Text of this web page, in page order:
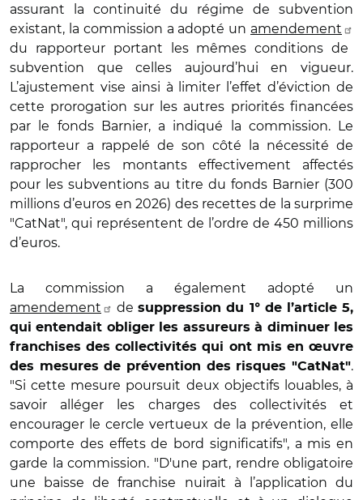
assurant la continuité du régime de subvention
existant, la commission a adopté un amendement
du rapporteur portant les mêmes conditions de
subvention que celles aujourd’hui en vigueur.
L’ajustement vise ainsi à limiter l’effet d’éviction de
cette prorogation sur les autres priorités financées
par le fonds Barnier, a indiqué la commission. Le
rapporteur a rappelé de son côté la nécessité de
rapprocher les montants effectivement affectés
pour les subventions au titre du fonds Barnier (300
millions d’euros en 2026) des recettes de la surprime
"CatNat", qui représentent de l’ordre de 450 millions
d’euros.
La commission a également adopté un
amendement
desuppression du 1° de l’article 5,
qui entendait obliger les assureurs à diminuer les
franchises des collectivités qui ont mis en œuvre
des mesures de prévention des risques "CatNat".
"Si cette mesure poursuit deux objectifs louables, à
savoir alléger les charges des collectivités et
encourager le cercle vertueux de la prévention, elle
comporte des effets de bord significatifs", a mis en
garde la commission. "D'une part, rendre obligatoire
une baisse de franchise nuirait à l’application du